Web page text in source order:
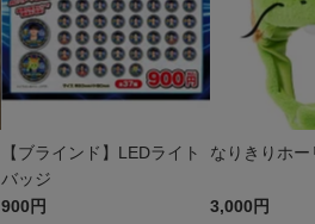
【ブラインド】LEDライト
バッジ
900円
なりきりホー
3,000円